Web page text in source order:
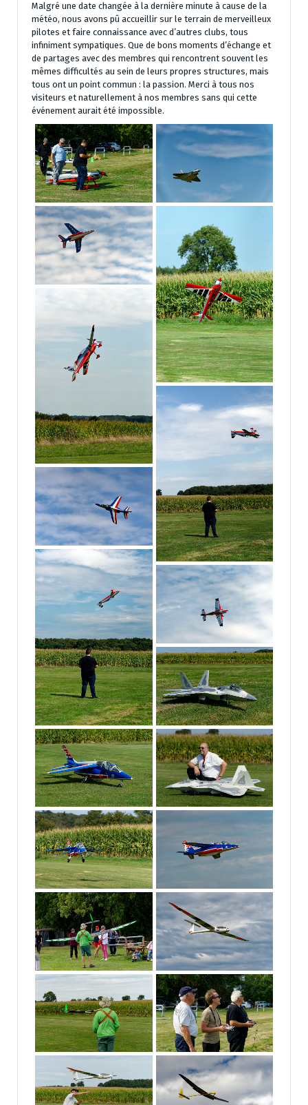
Malgré une date changée à la dernière minute à cause de la
météo, nous avons pû accueillir sur le terrain de merveilleux
pilotes et faire connaissance avec d’autres clubs, tous
infiniment sympatiques. Que de bons moments d’échange et
de partages avec des membres qui rencontrent souvent les
mêmes difficultés au sein de leurs propres structures, mais
tous ont un point commun : la passion. Merci à tous nos
visiteurs et naturellement à nos membres sans qui cette
événement aurait été impossible.